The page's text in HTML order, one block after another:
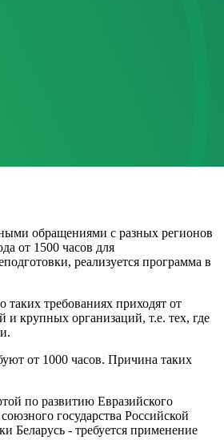
обращениями с разных регионов
от 1500 часов для
реализуется программа в
таких требованиях приходят от
крупных организаций, т.е. тех, где
от 1000 часов. Причина таких
по развитию Евразийского
государства Российской
Беларусь - требуется применение